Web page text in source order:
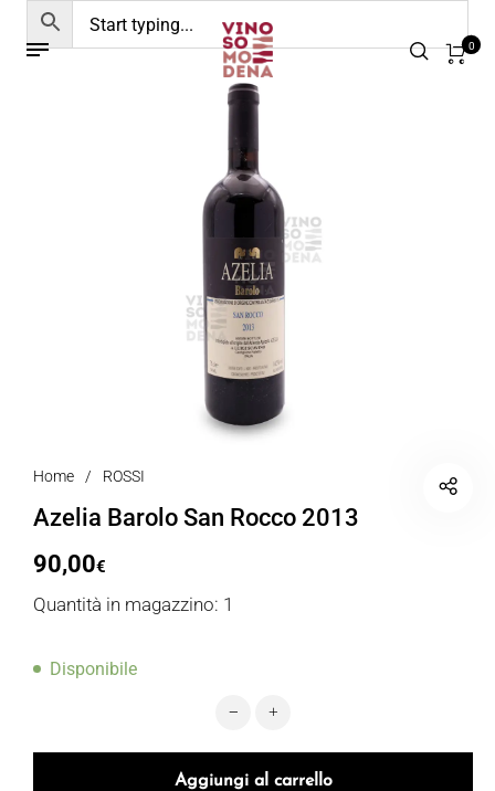
0
Home / ROSSI
Azelia Barolo San Rocco 2013
90,00€
Quantità in magazzino: 1
Disponibile
Azelia Barolo San Rocco 2013
Aggiungi al carrello